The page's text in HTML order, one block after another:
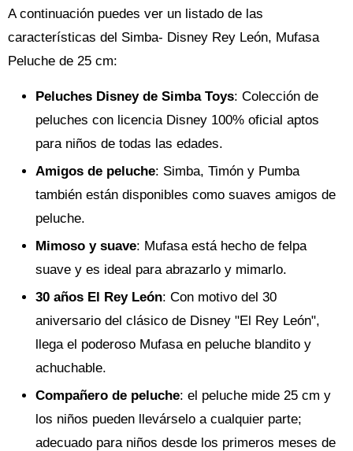
A continuación puedes ver un listado de las
características del Simba- Disney Rey León, Mufasa
Peluche de 25 cm:
Peluches Disney de Simba Toys: Colección de
peluches con licencia Disney 100% oficial aptos
para niños de todas las edades.
Amigos de peluche: Simba, Timón y Pumba
también están disponibles como suaves amigos de
peluche.
Mimoso y suave: Mufasa está hecho de felpa
suave y es ideal para abrazarlo y mimarlo.
30 años El Rey León: Con motivo del 30
aniversario del clásico de Disney "El Rey León",
llega el poderoso Mufasa en peluche blandito y
achuchable.
Compañero de peluche: el peluche mide 25 cm y
los niños pueden llevárselo a cualquier parte;
adecuado para niños desde los primeros meses de